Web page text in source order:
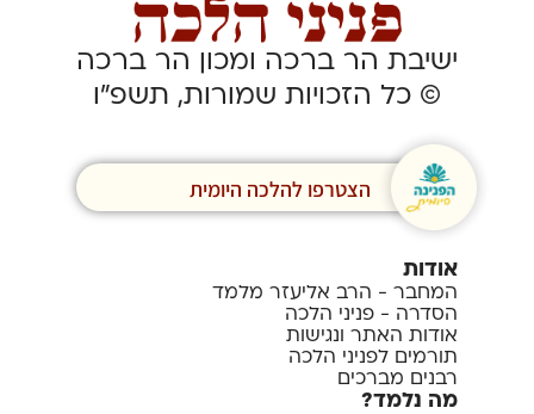
ישיבת הר ברכה ומכון הר ברכה
© כל הזכויות שמורות, תשפ”ו
הצטרפו להלכה היומית
אודות
המחבר - הרב אליעזר מלמד
הסדרה - פניני הלכה
אודות האתר ונגישות
תורמים לפניני הלכה
רבנים מברכים
מה נלמד?